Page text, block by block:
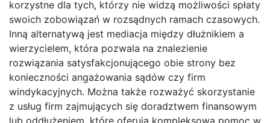
korzystne dla tych, którzy nie widzą możliwości spłaty
swoich zobowiązań w rozsądnych ramach czasowych.
Inną alternatywą jest mediacja między dłużnikiem a
wierzycielem, która pozwala na znalezienie
rozwiązania satysfakcjonującego obie strony bez
konieczności angażowania sądów czy firm
windykacyjnych. Można także rozważyć skorzystanie
z usług firm zajmujących się doradztwem finansowym